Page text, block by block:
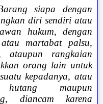
siapa dengan
diri sendiri atau
hukum, dengan
martabat palsu,
ataupun rangkaian
orang lain untuk
kepadanya, atau
maupun
diancam karena